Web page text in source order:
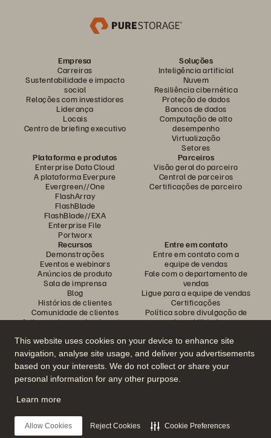
This website uses cookies on your device to enhance site
navigation, analyse site usage, and deliver you advertisements
based on your interests. We do not collect or share your
personal information for any other purpose.
Learn more
Allow Cookies Reject Cookies Cookie Preferences
Empresa
Carreiras
Sustentabilidade e impacto
social
Relações com investidores
Liderança
Locais
Centro de briefing executivo
Soluções
Inteligência artificial
Nuvem
Resiliência cibernética
Proteção de dados
Bancos de dados
Computação de alto
desempenho
Virtualização
Setores
Plataforma e produtos
Enterprise Data Cloud
A plataforma Everpure
Evergreen//One
FlashArray
FlashBlade
FlashBlade//EXA
Enterprise File
Portworx
Parceiros
Visão geral do parceiro
Central de parceiros
Certificações de parceiro
Recursos
Demonstrações
Eventos e webinars
Anúncios de produto
Sala de imprensa
Blog
Histórias de clientes
Comunidade de clientes
Artigos sobre conhecimentos
Entre em contato
Entre em contato com a
equipe de vendas
Fale com o departamento de
vendas
Ligue para a equipe de vendas
Certificações
Política sobre divulgação de
vulnerabilidades
Participe da conversa
Siga todas as redes sociais da Everpure
© 2026 Everpure, Inc. Todos os direitos reservados.
Privacidade Termos do siteQuestões legais
Central de confiabilidade